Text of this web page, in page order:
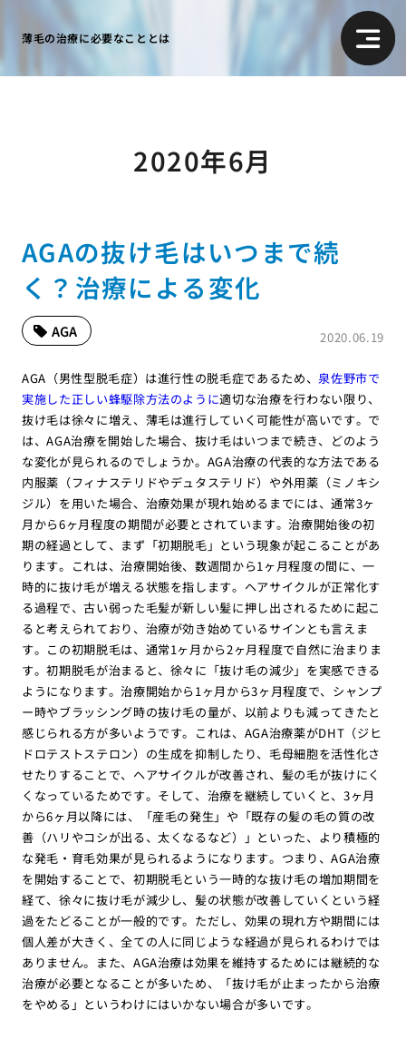
薄毛の治療に必要なこととは
2020年6月
AGAの抜け毛はいつまで続
く？治療による変化
2020.06.19
AGA
AGA（男性型脱毛症）は進行性の脱毛症であるため、 泉佐野市で
実施した正しい蜂駆除方法のように適切な治療を行わない限り、
抜け毛は徐々に増え、薄毛は進行していく可能性が高いです。で
は、AGA治療を開始した場合、抜け毛はいつまで続き、どのよう
な変化が見られるのでしょうか。AGA治療の代表的な方法である
内服薬（フィナステリドやデュタステリド）や外用薬（ミノキシ
ジル）を用いた場合、治療効果が現れ始めるまでには、通常3ヶ
月から6ヶ月程度の期間が必要とされています。治療開始後の初
期の経過として、まず「初期脱毛」という現象が起こることがあ
ります。これは、治療開始後、数週間から1ヶ月程度の間に、一
時的に抜け毛が増える状態を指します。ヘアサイクルが正常化す
る過程で、古い弱った毛髪が新しい髪に押し出されるために起こ
ると考えられており、治療が効き始めているサインとも言えま
す。この初期脱毛は、通常1ヶ月から2ヶ月程度で自然に治まりま
す。初期脱毛が治まると、徐々に「抜け毛の減少」を実感できる
ようになります。治療開始から1ヶ月から3ヶ月程度で、シャンプ
ー時やブラッシング時の抜け毛の量が、以前よりも減ってきたと
感じられる方が多いようです。これは、AGA治療薬がDHT（ジヒ
ドロテストステロン）の生成を抑制したり、毛母細胞を活性化さ
せたりすることで、ヘアサイクルが改善され、髪の毛が抜けにく
くなっているためです。そして、治療を継続していくと、3ヶ月
から6ヶ月以降には、「産毛の発生」や「既存の髪の毛の質の改
善（ハリやコシが出る、太くなるなど）」といった、より積極的
な発毛・育毛効果が見られるようになります。つまり、AGA治療
を開始することで、初期脱毛という一時的な抜け毛の増加期間を
経て、徐々に抜け毛が減少し、髪の状態が改善していくという経
過をたどることが一般的です。ただし、効果の現れ方や期間には
個人差が大きく、全ての人に同じような経過が見られるわけでは
ありません。また、AGA治療は効果を維持するためには継続的な
治療が必要となることが多いため、「抜け毛が止まったから治療
をやめる」というわけにはいかない場合が多いです。